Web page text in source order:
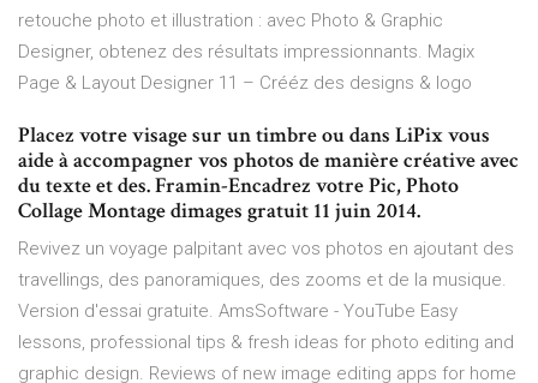
retouche photo et illustration : avec Photo & Graphic
Designer, obtenez des résultats impressionnants. Magix
Page & Layout Designer 11 – Crééz des designs & logo
Placez votre visage sur un timbre ou dans LiPix vous
aide à accompagner vos photos de manière créative avec
du texte et des. Framin-Encadrez votre Pic, Photo
Collage Montage dimages gratuit 11 juin 2014.
Revivez un voyage palpitant avec vos photos en ajoutant des
travellings, des panoramiques, des zooms et de la musique.
Version d'essai gratuite. AmsSoftware - YouTube Easy
lessons, professional tips & fresh ideas for photo editing and
graphic design. Reviews of new image editing apps for home